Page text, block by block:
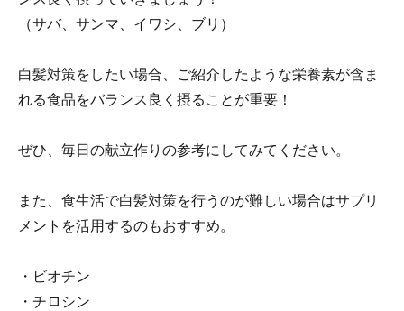
（サバ、サンマ、イワシ、ブリ）
白髪対策をしたい場合、ご紹介したような栄養素が含ま
れる食品をバランス良く摂ることが重要！
ぜひ、毎日の献立作りの参考にしてみてください。
また、食生活で白髪対策を行うのが難しい場合はサプリ
メントを活用するのもおすすめ。
・ビオチン
・チロシン